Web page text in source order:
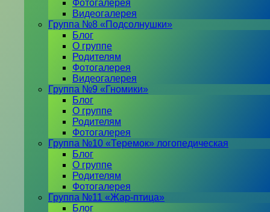
Фотогалерея
Видеогалерея
Группа №8 «Подсолнушки»
Блог
О группе
Родителям
Фотогалерея
Видеогалерея
Группа №9 «Гномики»
Блог
О группе
Родителям
Фотогалерея
Группа №10 «Теремок» логопедическая
Блог
О группе
Родителям
Фотогалерея
Группа №11 «Жар-птица»
Блог